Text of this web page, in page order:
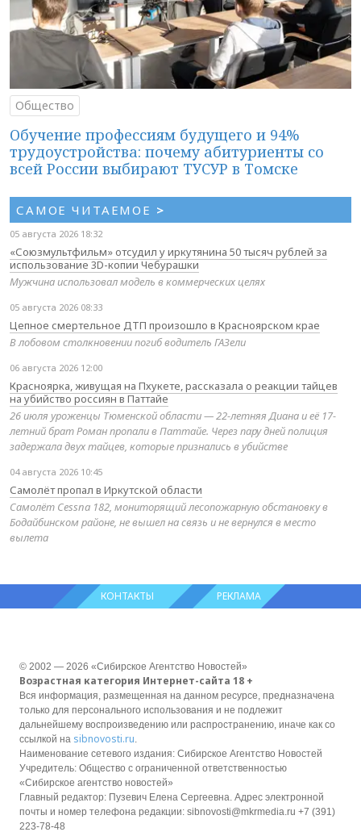
Общество
Обучение профессиям будущего и 94%
трудоустройства: почему абитуриенты со
всей России выбирают ТУСУР в Томске
САМОЕ ЧИТАЕМОЕ >
05 августа 2026 18:32
«Союзмультфильм» отсудил у иркутянина 50 тысяч рублей за
использование 3D-копии Чебурашки
Мужчина использовал модель в коммерческих целях
05 августа 2026 08:33
Цепное смертельное ДТП произошло в Красноярском крае
В лобовом столкновении погиб водитель ГАЗели
06 августа 2026 12:00
Красноярка, живущая на Пхукете, рассказала о реакции тайцев
на убийство россиян в Паттайе
26 июля уроженцы Тюменской области — 22-летняя Диана и её 17-
летний брат Роман пропали в Паттайе. Через пару дней полиция
задержала двух тайцев, которые признались в убийстве
04 августа 2026 10:45
Самолёт пропал в Иркутской области
Самолёт Cessna 182, мониторящий лесопожарную обстановку в
Бодайбинском районе, не вышел на связь и не вернулся в место
вылета
КОНТАКТЫ РЕКЛАМА
© 2002 — 2026 «Сибирское Агентство Новостей»
Возрастная категория Интернет-сайта 18 +
Вся информация, размещенная на данном ресурсе, предназначена
только для персонального использования и не подлежит
дальнейшему воспроизведению или распространению, иначе как со
ссылкой на sibnovosti.ru.
Наименование сетевого издания: Сибирское Агентство Новостей
Учредитель: Общество с ограниченной ответственностью
«Сибирское агентство новостей»
Главный редактор: Пузевич Елена Сергеевна. Адрес электронной
почты и номер телефона редакции: sibnovosti@mkrmedia.ru +7 (391)
223-78-48